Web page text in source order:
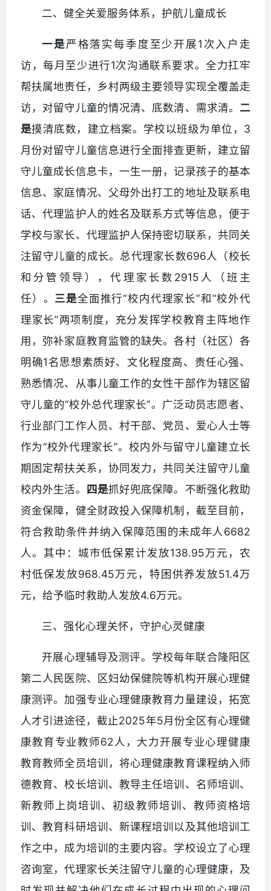
二、健全关爱服务体系，护航儿童成长
一是严格落实每季度至少开展1次入户走
访，每月至少进行1次沟通联系要求。全力扛牢
帮扶属地责任，乡村两级主要领导实现全覆盖走
访，对留守儿童的情况清、底数清、需求清。 二
是摸清底数，建立档案。学校以班级为单位，3
月份对留守儿童信息进行全面排查更新，建立留
守儿童成长信息卡，一生一册，记录孩子的基本
信息、家庭情况、父母外出打工的地址及联系电
话、代理监护人的姓名及联系方式等信息，便于
学校与家长、代理监护人保持密切联系，共同关
注留守儿童的成长。总代理家长数696人（校长
和分管领导），代理家长数2915人（班主
任）。 三是全面推行“校内代理家长”和“校外代
理家长”两项制度，充分发挥学校教育主阵地作
用，弥补家庭教育监管的缺失。各村（社区）各
明确1名思想素质好、文化程度高、责任心强、
熟悉情况、从事儿童工作的女性干部作为辖区留
守儿童的“校外总代理家长”。广泛动员志愿者、
行业部门工作人员、村干部、党员、爱心人士等
作为“校外代理家长”。校内外与留守儿童建立长
期固定帮扶关系，协同发力，共同关注留守儿童
校内外生活。 四是抓好兜底保障。不断强化救助
资金保障，健全财政投入保障机制，截至目前，
符合救助条件并纳入保障范围的未成年人6682
人。其中：城市低保累计发放138.95万元，农
村低保发放968.45万元，特困供养发放51.4万
元，给予临时救助人发放4.6万元。
三、强化心理关怀，守护心灵健康
开展心理辅导及测评。学校每年联合隆阳区
第二人民医院、区妇幼保健院等机构开展心理健
康测评。加强专业心理健康教育力量建设，拓宽
人才引进途径，截止2025年5月份全区有心理健
康教育专业教师62人，大力开展专业心理健康
教育教师全员培训，将心理健康教育课程纳入师
德教育、校长培训、教导主任培训、名师培训、
新教师上岗培训、初级教师培训、教师资格培
训、教育科研培训、新课程培训以及其他培训工
作之中，成为培训的主要内容。学校设立了心理
咨询室，代理家长关注留守儿童的心理健康，及